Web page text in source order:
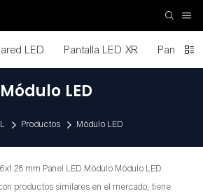
LED Pantalla LED XR Pantalla
Módulo LED
Productos Módulo LED
mm Panel LED Módulo Módulo LED
productos similares en el mercado, tiene